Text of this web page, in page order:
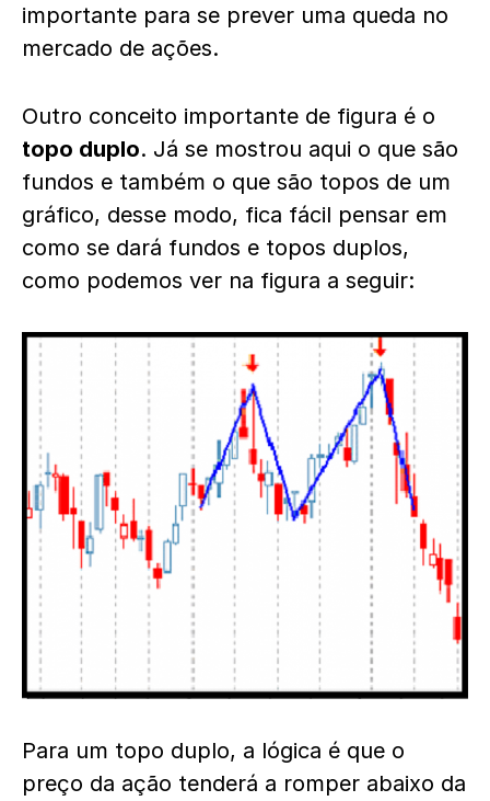
importante para se prever uma queda no
mercado de ações.
Outro conceito importante de figura é o
topo duplo. Já se mostrou aqui o que são
fundos e também o que são topos de um
gráfico, desse modo, fica fácil pensar em
como se dará fundos e topos duplos,
como podemos ver na figura a seguir:
Para um topo duplo, a lógica é que o
preço da ação tenderá a romper abaixo da